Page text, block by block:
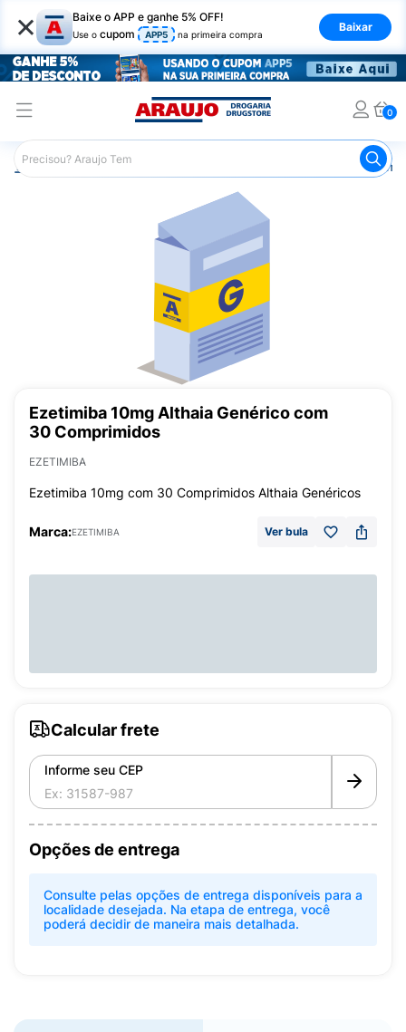
× Baixe o APP e ganhe 5% OFF!
Use o cupom APP5 na primeira compra
Baixar
0
Araujo Medicamentos
Ezetimiba 10mg Althaia Genérico com
30 Comprimidos
EZETIMIBA
Ezetimiba 10mg com 30 Comprimidos Althaia Genéricos
Marca:EZETIMIBA Ver bula
Calcular frete
Informe seu CEP
Opções de entrega
Consulte pelas opções de entrega disponíveis para a
localidade desejada. Na etapa de entrega, você
poderá decidir de maneira mais detalhada.